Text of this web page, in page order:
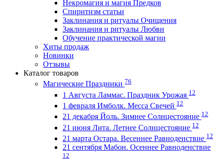
Некромагия и магия Предков
Спиритизм статьи
Заклинания и ритуалы Очищения
Заклинания и ритуалы Любви
Обучение практической магии
Хиты продаж
Новинки
Отзывы
Каталог товаров
Магические Праздники 76
1 Августа Ламмас. Праздник Урожая 12
1 февраля Имболк. Месса Свечей 12
21 декабря Йоль. Зимнее Солнцестояние 12
21 июня Лита. Летнее Солнцестояние 12
21 марта Остара. Весеннее Равноденствие 12
21 сентября Мабон. Осеннее Равноденствие
12